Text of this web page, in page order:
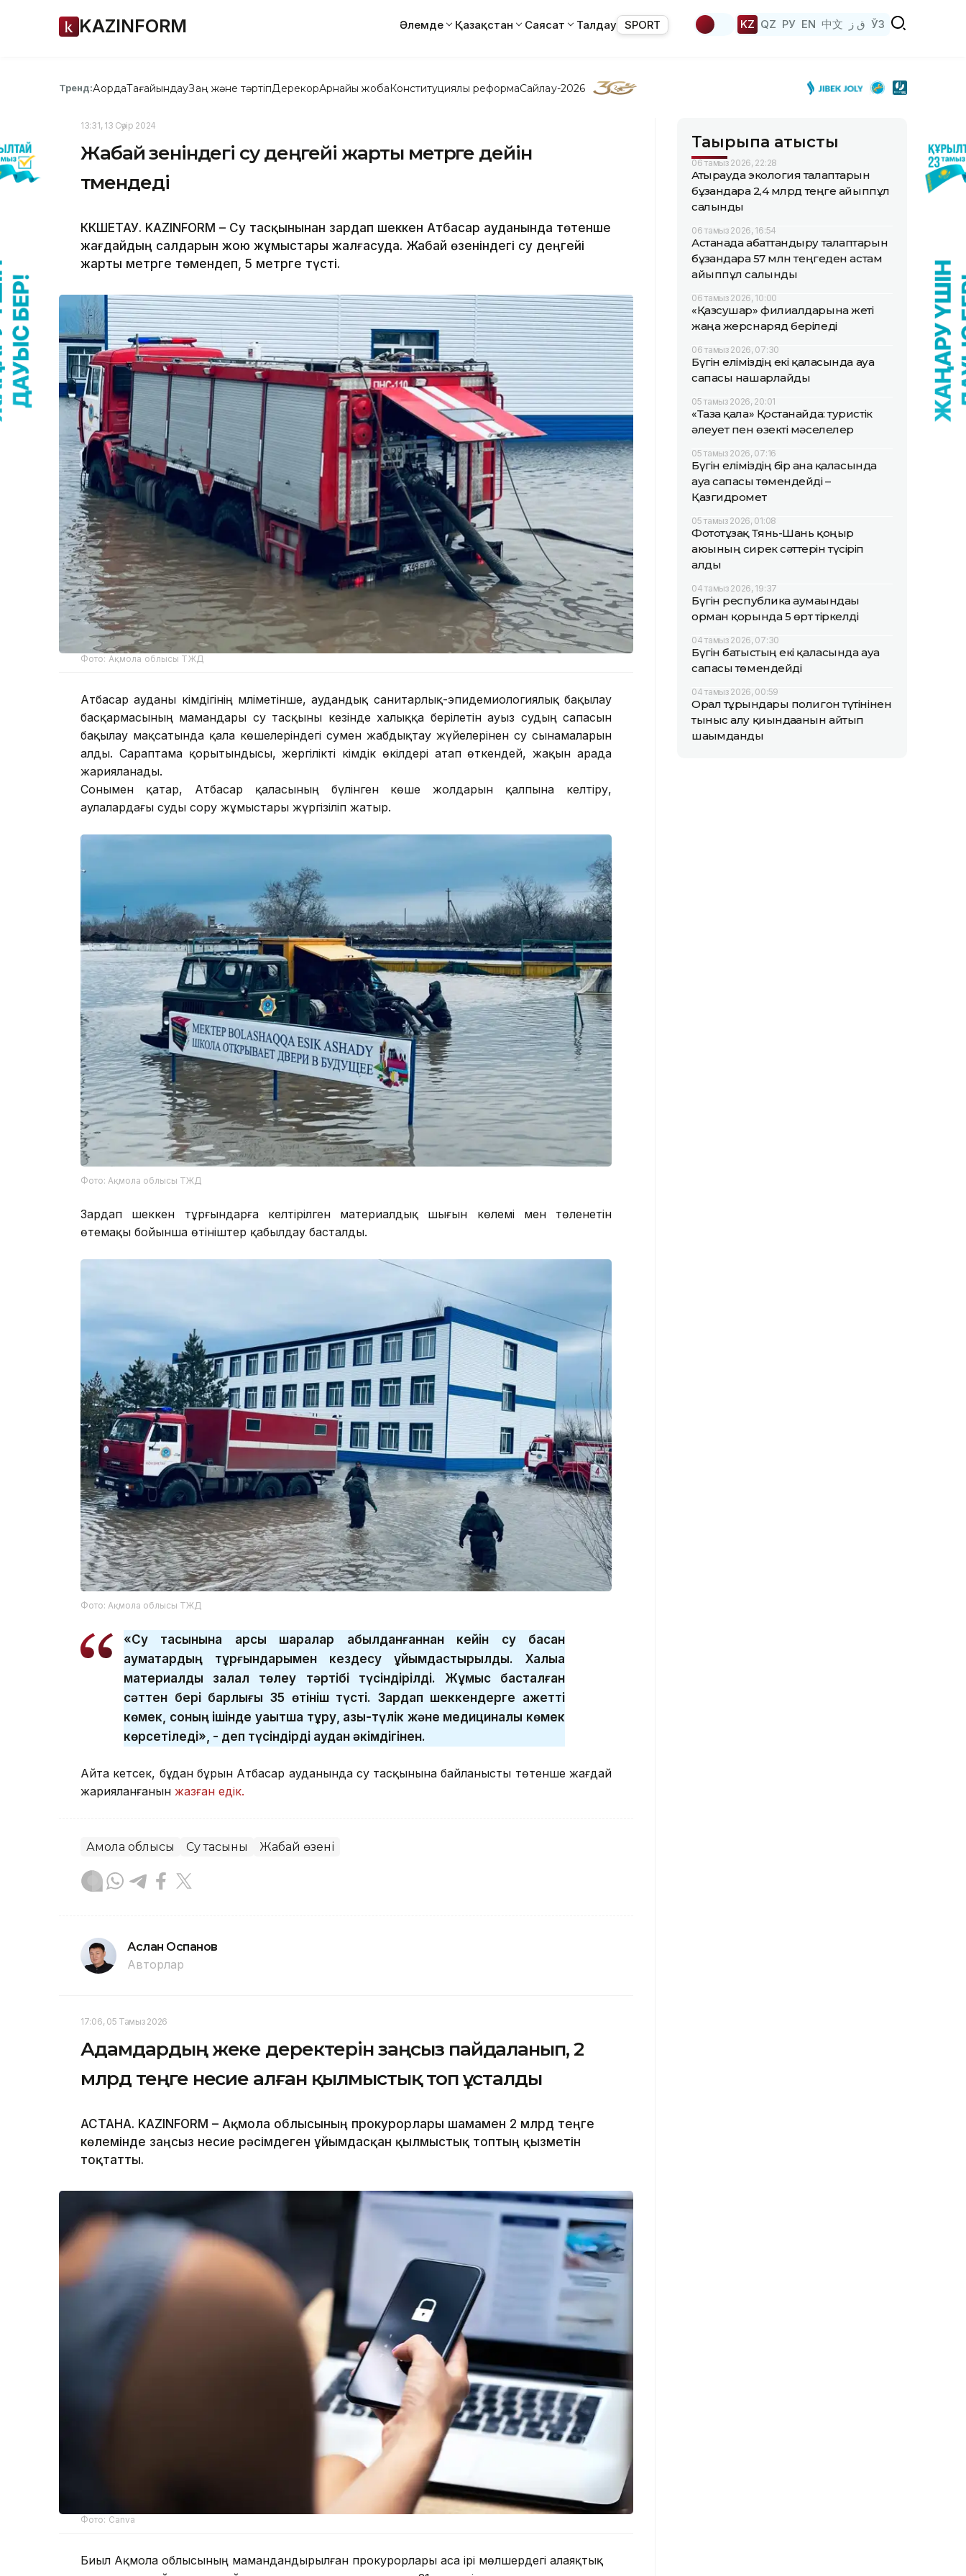
KAZINFORM Әлемде Қазақстан Саясат Талдау SPORT KZ QZ РУ EN 中文 ق ز ЎЗ
Тренд:АқордаТағайындауЗаң және тәртіпДерекқорАрнайы жобаКонституциялық реформаСайлау-2026
13:31, 13 Сәуір 2024
Жабай өзеніндегі су деңгейі жарты метрге дейін
төмендеді
КӨКШЕТАУ. KAZINFORM – Су тасқынынан зардап шеккен Атбасар ауданында төтенше
жағдайдың салдарын жою жұмыстары жалғасуда. Жабай өзеніндегі су деңгейі
жарты метрге төмендеп, 5 метрге түсті.
Фото: Ақмола облысы ТЖД
Атбасар ауданы әкімдігінің мәліметінше, аудандық санитарлық-эпидемиологиялық бақылау
басқармасының мамандары су тасқыны кезінде халыққа берілетін ауыз судың сапасын
бақылау мақсатында қала көшелеріндегі сумен жабдықтау жүйелерінен су сынамаларын
алды. Сараптама қорытындысы, жергілікті әкімдік өкілдері атап өткендей, жақын арада
жарияланады.
Сонымен қатар, Атбасар қаласының бүлінген көше жолдарын қалпына келтіру,
аулалардағы суды сору жұмыстары жүргізіліп жатыр.
Фото: Ақмола облысы ТЖД
Зардап шеккен тұрғындарға келтірілген материалдық шығын көлемі мен төленетін
өтемақы бойынша өтініштер қабылдау басталды.
Фото: Ақмола облысы ТЖД
«Су тасқынына қарсы шаралар қабылданғаннан кейін су басқан
аумақтардың тұрғындарымен кездесу ұйымдастырылды. Халыққа
материалдық залал төлеу тәртібі түсіндірілді. Жұмыс басталған
сәттен бері барлығы 35 өтініш түсті. Зардап шеккендерге қажетті
көмек, соның ішінде уақытша тұру, азық-түлік және медициналық көмек
көрсетіледі», - деп түсіндірді аудан әкімдігінен.
Айта кетсек, бұдан бұрын Атбасар ауданында су тасқынына байланысты төтенше жағдай
жарияланғанын жазған едік.
Ақмола облысы Су тасқыны Жабай өзені
Аслан Оспанов
Авторлар
17:06, 05 Тамыз 2026
Адамдардың жеке деректерін заңсыз пайдаланып, 2
млрд теңге несие алған қылмыстық топ ұсталды
АСТАНА. KAZINFORM – Ақмола облысының прокурорлары шамамен 2 млрд теңге
көлемінде заңсыз несие рәсімдеген ұйымдасқан қылмыстық топтың қызметін
тоқтатты.
Фото: Canva
Биыл Ақмола облысының мамандандырылған прокурорлары аса ірі мөлшердегі алаяқтық
Тақырыпқа қатысты
06 тамыз 2026, 22:28
Атырауда экология талаптарын
бұзғандарға 2,4 млрд теңге айыппұл
салынды
06 тамыз 2026, 16:54
Астанада абаттандыру талаптарын
бұзғандарға 57 млн теңгеден астам
айыппұл салынды
06 тамыз 2026, 10:00
«Қазсушар» филиалдарына жеті
жаңа жерснаряд беріледі
06 тамыз 2026, 07:30
Бүгін еліміздің екі қаласында ауа
сапасы нашарлайды
05 тамыз 2026, 20:01
«Таза қала» Қостанайда: туристік
әлеует пен өзекті мәселелер
05 тамыз 2026, 07:16
Бүгін еліміздің бір ғана қаласында
ауа сапасы төмендейді –
Қазгидромет
05 тамыз 2026, 01:08
Фототұзақ Тянь-Шань қоңыр
аюының сирек сәттерін түсіріп
алды
04 тамыз 2026, 19:37
Бүгін республика аумағындағы
орман қорында 5 өрт тіркелді
04 тамыз 2026, 07:30
Бүгін батыстың екі қаласында ауа
сапасы төмендейді
04 тамыз 2026, 00:59
Орал тұрғындары полигон түтінінен
тыныс алу қиындағанын айтып
шағымданды